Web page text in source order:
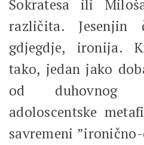
Sokratesa ili
različita.
gdjegdje, ironija.
tako, jedan jako
od duhovnog
adoloscentske
savremeni